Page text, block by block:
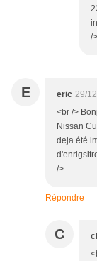
/
E eric 29/
<br />
Nissan
deja été
/>
Répondre
C